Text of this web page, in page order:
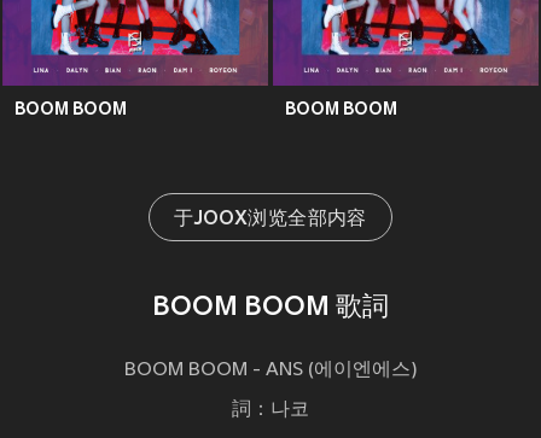
BOOM BOOM BOOM BOOM
于JOOX浏览全部内容
BOOM BOOM 歌詞
BOOM BOOM - ANS (에이엔에스)
詞：나코